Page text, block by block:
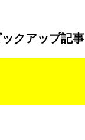
ックアップ記事